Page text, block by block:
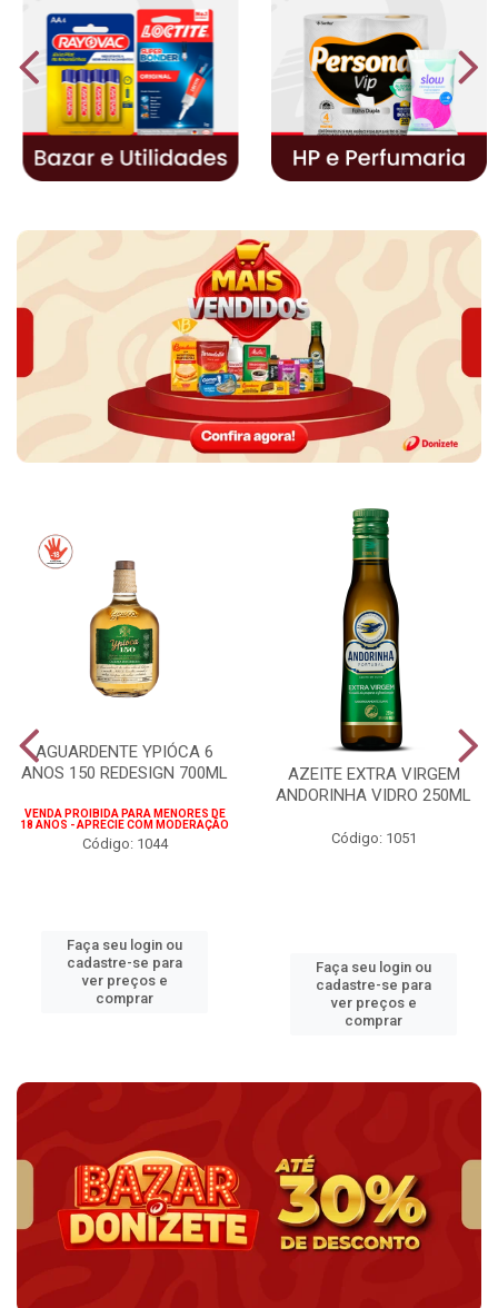
AGUARDENTE YPIÓCA 6
ANOS 150 REDESIGN 700ML
VENDA PROIBIDA PARA MENORES DE
18 ANOS - APRECIE COM MODERAÇÃO
Código: 1044
Faça seu login ou
cadastre-se para
ver preços e
comprar
AZEITE EXTRA VIRGEM
ANDORINHA VIDRO 250ML
Código: 1051
Faça seu login ou
cadastre-se para
ver preços e
comprar